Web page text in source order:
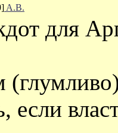
A.B.
для
если